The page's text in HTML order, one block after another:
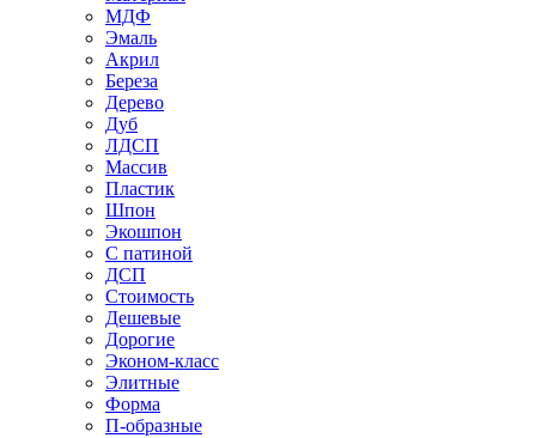
МДФ
Эмаль
Акрил
Береза
Дерево
Дуб
ЛДСП
Массив
Пластик
Шпон
Экошпон
С патиной
ДСП
Стоимость
Дешевые
Дорогие
Эконом-класс
Элитные
Форма
П-образные